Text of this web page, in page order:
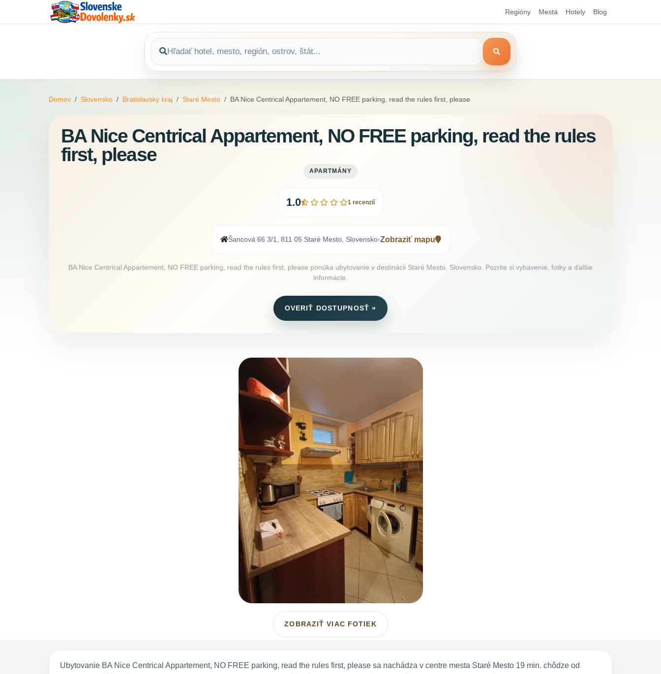
Regióny Mestá Hotely Blog
Domov Slovensko Bratislavský kraj Staré Mesto BA Nice Centrical Appartement, NO FREE parking, read the rules first, please
BA Nice Centrical Appartement, NO FREE parking, read the rules
first, please
APARTMÁNY
1.0 1 recenzií
Šancová 66 3/1, 811 05 Staré Mesto, Slovensko•Zobraziť mapu
BA Nice Centrical Appartement, NO FREE parking, read the rules first, please ponúka ubytovanie v destinácii Staré Mesto, Slovensko. Pozrite si vybavenie, fotky a ďalšie
informácie.
OVERIŤ DOSTUPNOSŤ »
ZOBRAZIŤ VIAC FOTIEK
Ubytovanie BA Nice Centrical Appartement, NO FREE parking, read the rules first, please sa nachádza v centre mesta Staré Mesto 19 min. chôdze od